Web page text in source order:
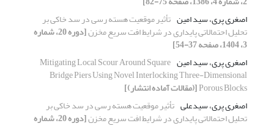
اصغری پری، سید امین تأثیر موقعیت هسته رسی در سد خاکی بر
تحلیل احتمالاتی پایداری در شرایط افت سریع مخزن [دوره 20، شماره
3، 1404، صفحه 37-54]
اصغری پری، سید امین Mitigating Local Scour Around Square
Bridge Piers Using Novel Interlocking Three-Dimensional
Porous Blocks[(مقالات آماده انتشار)]
اصغری پری، سیدعلی تأثیر موقعیت هسته رسی در سد خاکی بر
تحلیل احتمالاتی پایداری در شرایط افت سریع مخزن [دوره 20، شماره